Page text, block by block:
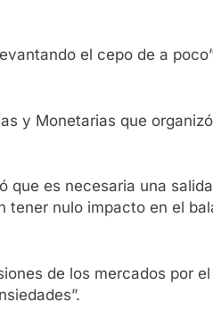
el cepo de a
y Monetarias que
es necesaria una
nulo impacto en el
de los mercados por